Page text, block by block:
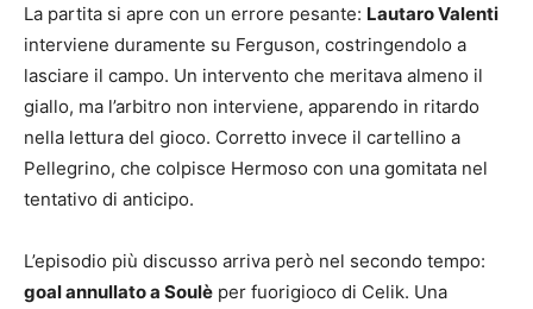
La partita si apre con un errore pesante: Lautaro Valenti
interviene duramente su Ferguson, costringendolo a
lasciare il campo. Un intervento che meritava almeno il
giallo, ma l’arbitro non interviene, apparendo in ritardo
nella lettura del gioco. Corretto invece il cartellino a
Pellegrino, che colpisce Hermoso con una gomitata nel
tentativo di anticipo.
L’episodio più discusso arriva però nel secondo tempo:
goal annullato a Soulè per fuorigioco di Celik. Una